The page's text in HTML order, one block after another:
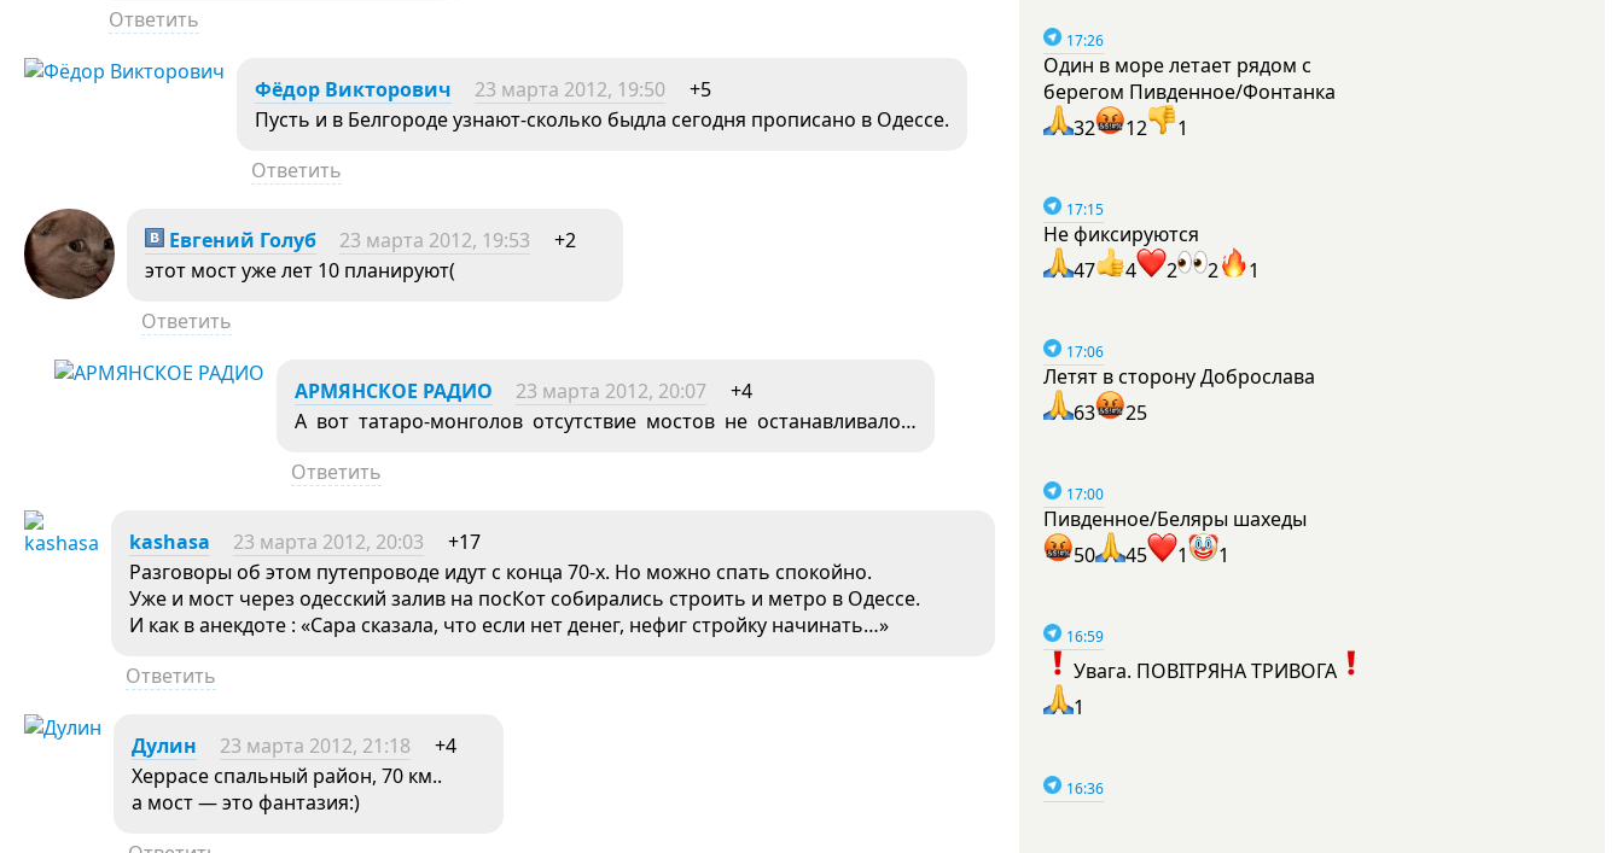
Ответить
Фёдор Викторович 23 марта 2012, 19:50
+5
Пусть и в Белгороде узнают-сколько быдла сегодня прописано в Одессе.
Ответить
Евгений Голуб 23 марта 2012, 19:53
+2
этот мост уже лет 10 планируют(
Ответить
АРМЯНСКОЕ РАДИО 23 марта 2012, 20:07
+4
А вот татаро-монголов отсутствие мостов не останавливало…
Ответить
kashasa 23 марта 2012, 20:03
+17
Разговоры об этом путепроводе идут с конца 70-х. Но можно спать спокойно.
Уже и мост через одесский залив на посКот собирались строить и метро в Одессе.
И как в анекдоте : «Сара сказала, что если нет денег, нефиг стройку начинать…»
Ответить
Дулин 23 марта 2012, 21:18
+4
Херрасе спальный район, 70 км..
а мост — это фантазия:)
17:26
Один в море летает рядом с
берегом Пивденное/Фонтанка
32
12 1
17:15
Не фиксируются
47
4 2 2 1
17:06
Летят в сторону Доброслава
63
25
17:00
Пивденное/Беляры шахеды
50
45 1 1
16:59
Увага. ПОВІТРЯНА ТРИВОГА
1
16:36